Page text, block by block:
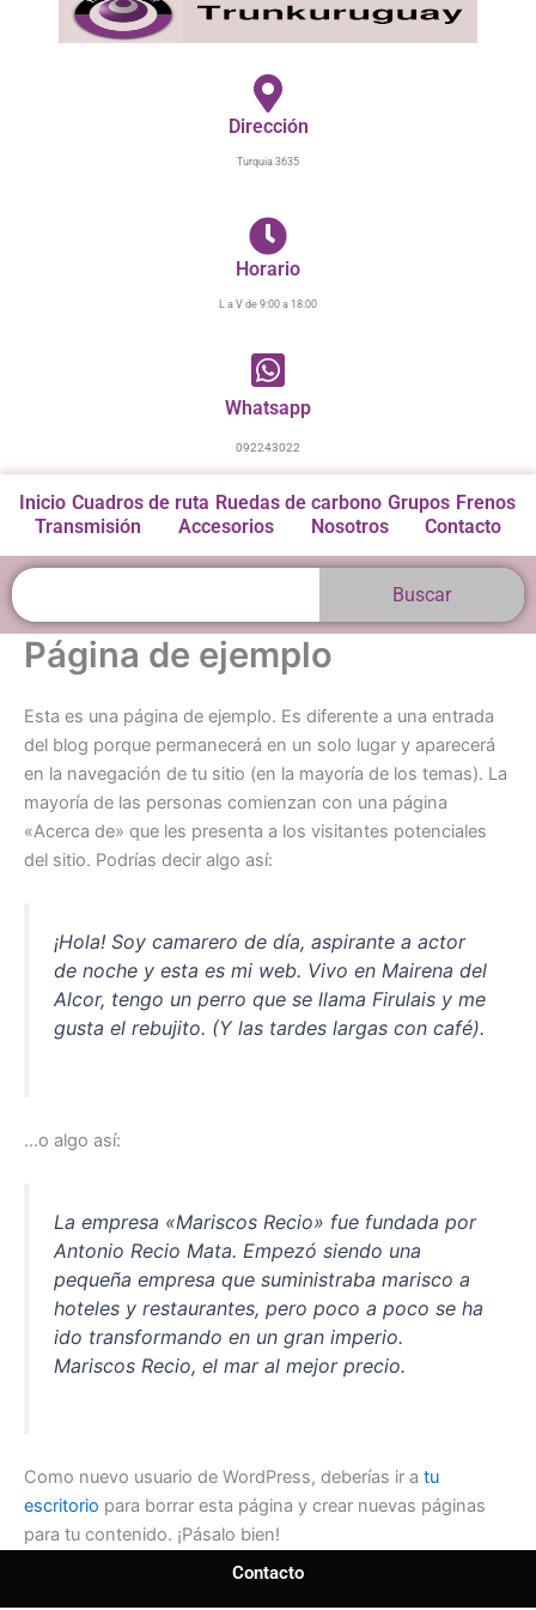
Dirección
Turquia 3635
Horario
L a V de 9:00 a 18:00
Whatsapp
092243022
Inicio Cuadros de ruta Ruedas de carbono Grupos Frenos
Transmisión
Accesorios Nosotros Contacto
Buscar
Buscar
Página de ejemplo
Esta es una página de ejemplo. Es diferente a una entrada
del blog porque permanecerá en un solo lugar y aparecerá
en la navegación de tu sitio (en la mayoría de los temas). La
mayoría de las personas comienzan con una página
«Acerca de» que les presenta a los visitantes potenciales
del sitio. Podrías decir algo así:
¡Hola! Soy camarero de día, aspirante a actor
de noche y esta es mi web. Vivo en Mairena del
Alcor, tengo un perro que se llama Firulais y me
gusta el rebujito. (Y las tardes largas con café).
…o algo así:
La empresa «Mariscos Recio» fue fundada por
Antonio Recio Mata. Empezó siendo una
pequeña empresa que suministraba marisco a
hoteles y restaurantes, pero poco a poco se ha
ido transformando en un gran imperio.
Mariscos Recio, el mar al mejor precio.
Como nuevo usuario de WordPress, deberías ir a tu
escritorio para borrar esta página y crear nuevas páginas
para tu contenido. ¡Pásalo bien!
Contacto